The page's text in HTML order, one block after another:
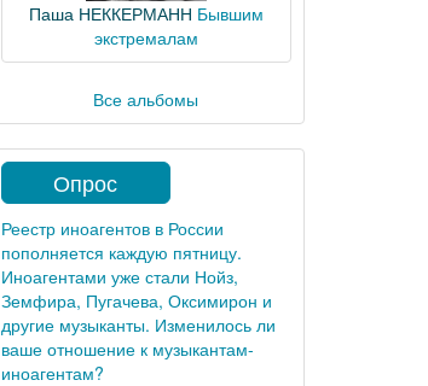
Паша НЕККЕРМАНН Бывшим
экстремалам
Все альбомы
Опрос
Реестр иноагентов в России
пополняется каждую пятницу.
Иноагентами уже стали Нойз,
Земфира, Пугачева, Оксимирон и
другие музыканты. Изменилось ли
ваше отношение к музыкантам-
иноагентам?